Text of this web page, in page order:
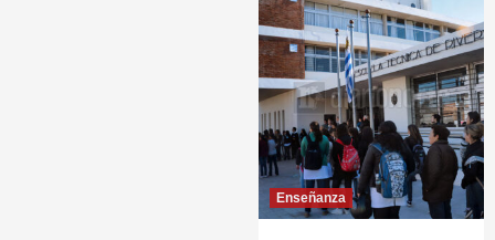
Enseñanza